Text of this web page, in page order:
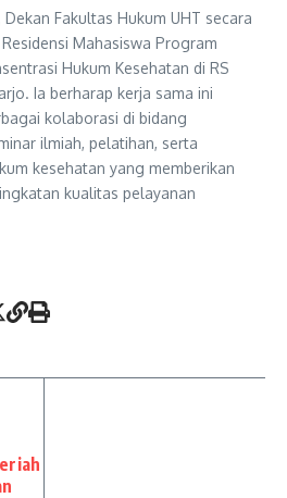
Fakultas Hukum UHT secara
Mahasiswa Program
Hukum Kesehatan di RS
Ia berharap kerja sama ini
kolaborasi di bidang
ilmiah, pelatihan, serta
kesehatan yang memberikan
kualitas pelayanan